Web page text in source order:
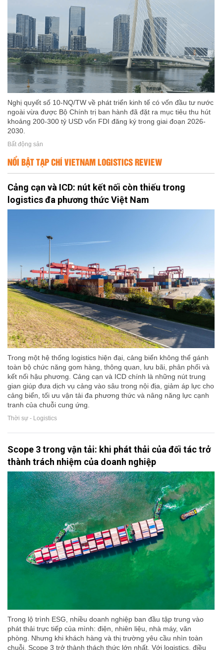
Nghị quyết số 10-NQ/TW về phát triển kinh tế có vốn đầu tư nước
ngoài vừa được Bộ Chính trị ban hành đã đặt ra mục tiêu thu hút
khoảng 200-300 tỷ USD vốn FDI đăng ký trong giai đoạn 2026-
2030.
Bất động sản
NỔI BẬT TẠP CHÍ VIETNAM LOGISTICS REVIEW
Cảng cạn và ICD: nút kết nối còn thiếu trong
logistics đa phương thức Việt Nam
Trong một hệ thống logistics hiện đại, cảng biển không thể gánh
toàn bộ chức năng gom hàng, thông quan, lưu bãi, phân phối và
kết nối hậu phương. Cảng cạn và ICD chính là những nút trung
gian giúp đưa dịch vụ cảng vào sâu trong nội địa, giảm áp lực cho
cảng biển, tối ưu vận tải đa phương thức và nâng năng lực cạnh
tranh của chuỗi cung ứng.
Thời sự - Logistics
Scope 3 trong vận tải: khi phát thải của đối tác trở
thành trách nhiệm của doanh nghiệp
Trong lộ trình ESG, nhiều doanh nghiệp ban đầu tập trung vào
phát thải trực tiếp của mình: điện, nhiên liệu, nhà máy, văn
phòng. Nhưng khi khách hàng và thị trường yêu cầu nhìn toàn
chuỗi, Scope 3 trở thành thách thức lớn nhất. Với logistics, điều